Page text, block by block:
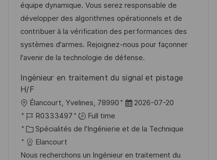
s
a
t
i
o
a
f
f
i
c
a
e
n
c
e
d
p
t
g
o
r
i
e
équipe dynamique. Vous serez responsable de
développer des algorithmes opérationnels et de
contribuer à la vérification des performances des
systèmes d'armes. Rejoignez-nous pour façonner
l'avenir de la technologie de défense.
Ingénieur en traitement du signal et pistage
H/F
o
c
a
l
Élancourt, Yvelines, 78990
D
t
d
2026-07-20
R
é
f
é
R0333497
Full time
C
a
t
Spécialités de l'Ingénierie et de la Technique
Elancourt
Nous recherchons un Ingénieur en traitement du